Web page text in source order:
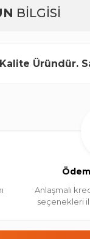
BİLGİSİ
Üründür.
Anlaşmalı
seçenekleri